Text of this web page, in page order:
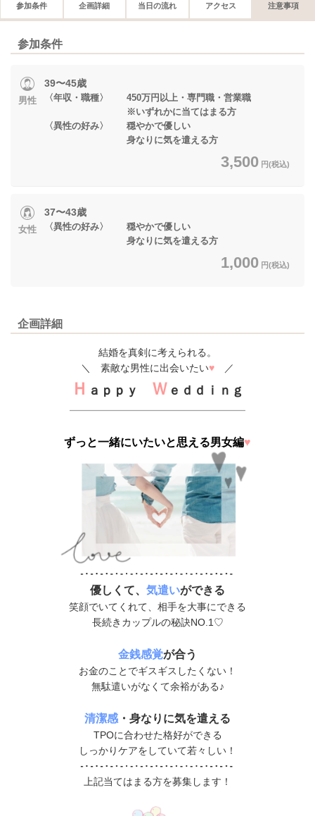
参加条件 企画詳細 当日の流れ アクセス 注意事項
参加条件
男性
39〜45歳
〈年収・職種〉 450万円以上・専門職・営業職
※いずれかに当てはまる方
〈異性の好み〉 穏やかで優しい
身なりに気を遣える方
3,500 円(税込)
女性
37〜43歳
〈異性の好み〉 穏やかで優しい
身なりに気を遣える方
1,000 円(税込)
企画詳細
結婚を真剣に考えられる。
＼ 素敵な男性に出会いたい♥ ／
Ｈ ａｐｐｙ Ｗ ｅｄｄｉｎｇ
ずっと一緒にいたいと思える男女編♥
優しくて、 気遣いができる
笑顔でいてくれて、相手を大事にできる
長続きカップルの秘訣NO.1♡
金銭感覚が合う
お金のことでギスギスしたくない！
無駄遣いがなくて余裕がある♪
清潔感 ・身なりに気を遣える
TPOに合わせた格好ができる
しっかりケアをしていて若々しい！
上記当てはまる方を募集します！